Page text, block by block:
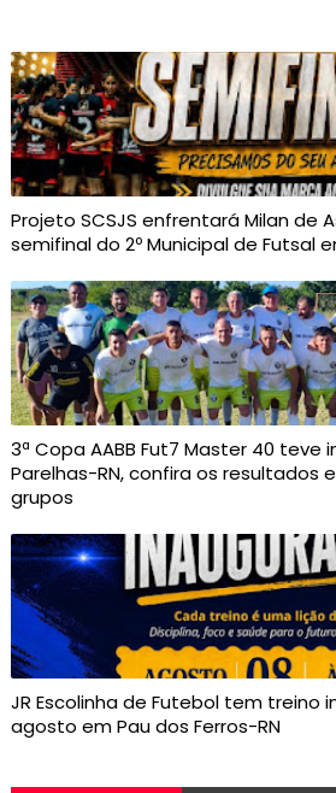
Projeto SCSJS enfrentará Milan de
semifinal do 2º Municipal de Futsal
3ª Copa AABB Fut7 Master 40 teve
Parelhas-RN, confira os resultados
grupos
JR Escolinha de Futebol tem treino
agosto em Pau dos Ferros-RN